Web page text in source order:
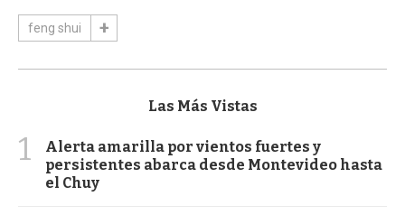
feng shui
Las Más Vistas
1
Alerta amarilla por vientos fuertes y
persistentes abarca desde Montevideo hasta
el Chuy